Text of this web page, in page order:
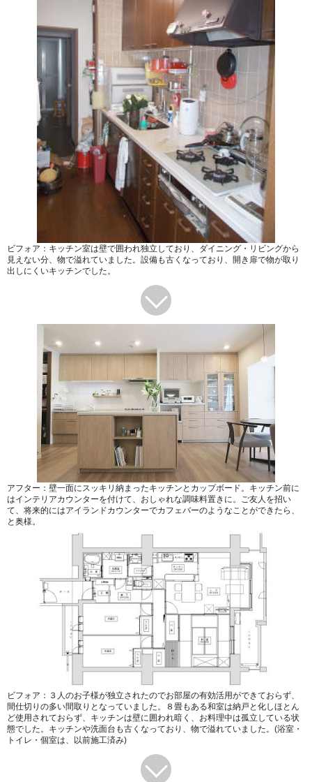
ビフォア：キッチン室は壁で囲われ独立しており、ダイニング・リビングから
見えない分、物で溢れていました。設備も古くなっており、開き扉で物が取り
出しにくいキッチンでした。
アフター：壁一面にスッキリ納まったキッチンとカップボード。キッチン前に
はインテリアカウンターを付けて、おしゃれな調味料置きに。ご友人を招い
て、将来的にはアイランドカウンターでカフェバーのようなことができたら、
と奥様。
ビフォア：３人のお子様が独立されたのでお部屋の有効活用ができておらず、
間仕切りの多い間取りとなっていました。８畳もある和室は納戸と化しほとん
ど使用されておらず、キッチンは壁に囲われ暗く、お料理中は孤立している状
態でした。キッチンや洗面台も古くなっており、物で溢れていました。(浴室・
トイレ・個室は、以前施工済み)